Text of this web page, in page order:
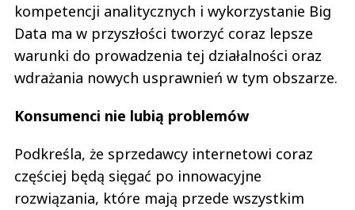
kompetencji analitycznych i wykorzystanie Big
Data ma w przyszłości tworzyć coraz lepsze
warunki do prowadzenia tej działalności oraz
wdrażania nowych usprawnień w tym obszarze.
Konsumenci nie lubią problemów
Podkreśla, że sprzedawcy internetowi coraz
częściej będą sięgać po innowacyjne
rozwiązania, które mają przede wszystkim